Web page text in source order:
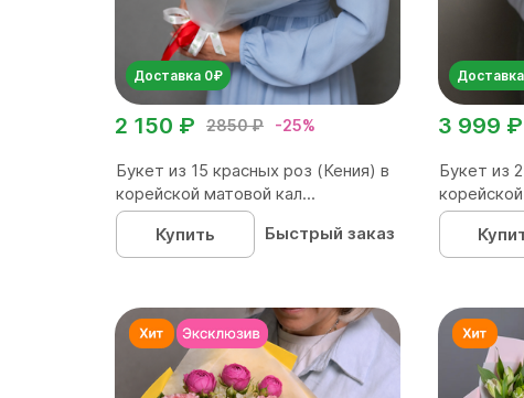
Доставка 0₽
2850 ₽ -25%
2 150 ₽
Букет из 15 красных роз (Кения) в
корейской матовой кал...
Купить
Быстрый заказ
3 999 ₽
Букет из